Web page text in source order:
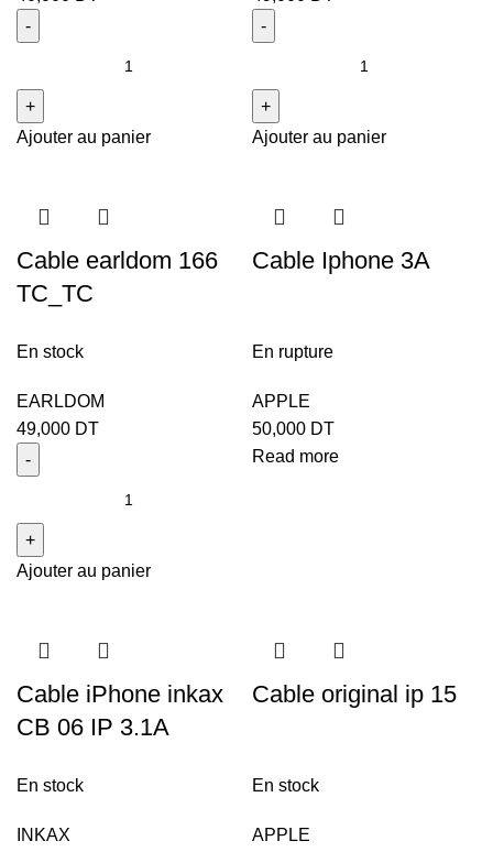
Ajouter au panier Ajouter au panier
Cable earldom 166
TC_TC
En stock
EARLDOM
49,000 DT
Ajouter au panier
Cable Iphone 3A
En rupture
APPLE
50,000 DT
Read more
Cable iPhone inkax
CB 06 IP 3.1A
En stock
INKAX
Cable original ip 15
En stock
APPLE